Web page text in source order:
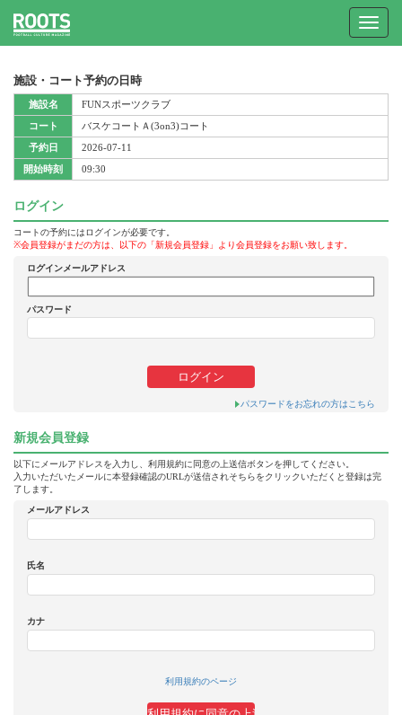
Toggle
施設・コート予約の日時
施設名
コート
予約日
開始時刻
FUNスポーツクラブ
バスケコートＡ(3on3)コート
2026-07-11
09:30
ログイン
コートの予約にはログインが必要です。
※会員登録がまだの方は、以下の「新規会員登録」より会員登録をお願い致します。
ログインメールアドレス
パスワード
パスワードをお忘れの方はこちら
新規会員登録
以下にメールアドレスを入力し、利用規約に同意の上送信ボタンを押してください。
入力いただいたメールに本登録確認のURLが送信されそちらをクリックいただくと登録は完
了します。
メールアドレス
氏名
カナ
利用規約のページ